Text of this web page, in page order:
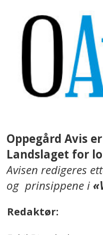
Oppegård Avis
Landslaget for
Avisen redigeres
og prinsippene i
Redaktør: